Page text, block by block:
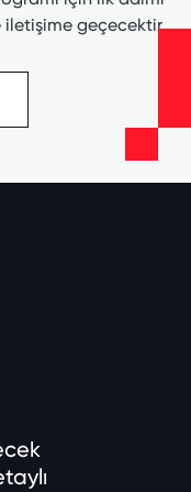
iletişime geçecektir.